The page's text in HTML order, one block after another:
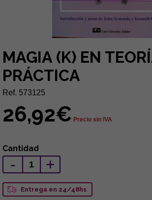
MAGIA (K) EN
PRÁCTICA
Ref. 573125
26,92€ Precio sin IVA
Cantidad
- +
Entrega en 24/48hs